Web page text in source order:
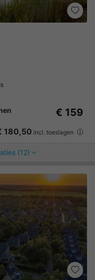
€ 159
180,50 incl. toeslagen
(12)